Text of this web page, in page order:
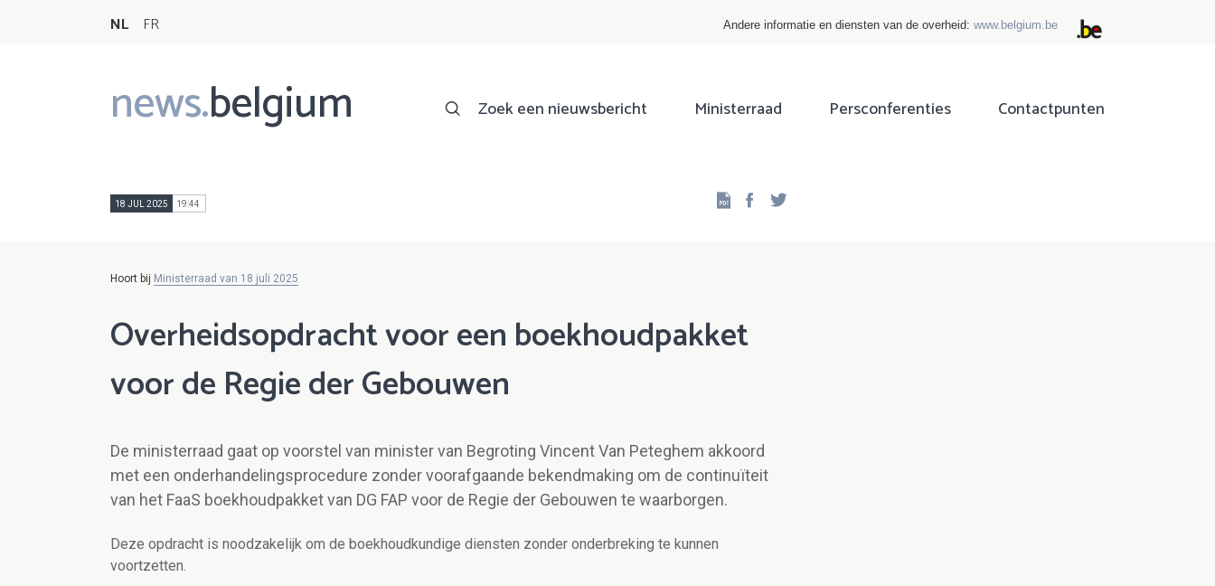
NL FR Andere informatie en diensten van de overheid: www.belgium.be
news.belgium
Main
navigation
Zoek een nieuwsbericht Ministerraad Persconferenties Contactpunten
18 JUL 2025 19:44 Facebook
Hoort bij Ministerraad van 18 juli 2025
Overheidsopdracht voor een boekhoudpakket
voor de Regie der Gebouwen
De ministerraad gaat op voorstel van minister van Begroting Vincent Van Peteghem akkoord
met een onderhandelingsprocedure zonder voorafgaande bekendmaking om de continuïteit
van het FaaS boekhoudpakket van DG FAP voor de Regie der Gebouwen te waarborgen.
Deze opdracht is noodzakelijk om de boekhoudkundige diensten zonder onderbreking te kunnen
voortzetten.